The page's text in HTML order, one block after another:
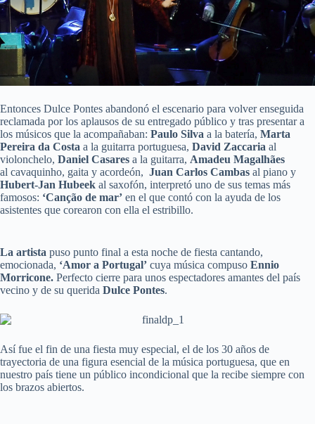
Entonces Dulce Pontes abandonó el escenario para volver enseguida
reclamada por los aplausos de su entregado público y tras presentar a
los músicos que la acompañaban: Paulo Silva a la batería, Marta
Pereira da Costa a la guitarra portuguesa, David Zaccaria al
violonchelo, Daniel Casares a la guitarra, Amadeu Magalhães
al cavaquinho, gaita y acordeón, Juan Carlos Cambas al piano y
Hubert-Jan Hubeek al saxofón, interpretó uno de sus temas más
famosos: ‘Canção de mar’ en el que contó con la ayuda de los
asistentes que corearon con ella el estribillo.
La artista puso punto final a esta noche de fiesta cantando,
emocionada, ‘Amor a Portugal’ cuya música compuso Ennio
Morricone. Perfecto cierre para unos espectadores amantes del país
vecino y de su querida Dulce Pontes.
Así fue el fin de una fiesta muy especial, el de los 30 años de
trayectoria de una figura esencial de la música portuguesa, que en
nuestro país tiene un público incondicional que la recibe siempre con
los brazos abiertos.